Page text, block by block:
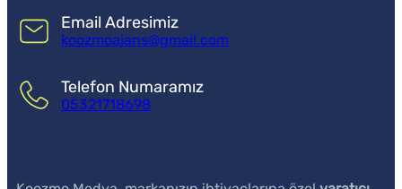
Email Adresimiz
koozmoajans@gmail.com
Telefon Numaramız
05321718698